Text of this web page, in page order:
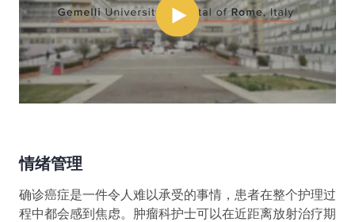
情绪管理
确诊癌症是一件令人难以承受的事情，患者在整个护理过
程中都会感到焦虑。肿瘤科护士可以在近距离放射治疗期